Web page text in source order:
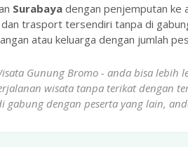
Surabaya dengan penjemputan ke
trasport tersendiri tanpa di
atau keluarga dengan jumlah
Gunung Bromo - anda bisa lebih
wisata tanpa terikat dengan
gabung dengan peserta yang lain,